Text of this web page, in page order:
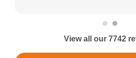
View all our 7742